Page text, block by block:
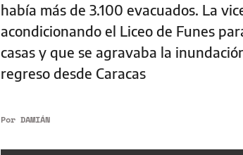
había más de 3.100 evacuados. La
acondicionando el Liceo de Funes
casas y que se agravaba la
regreso desde Caracas
Por DAMIÁN